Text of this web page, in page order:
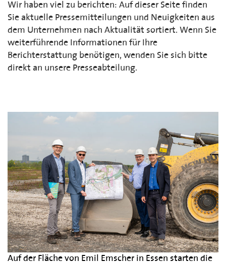
Wir haben viel zu berichten: Auf dieser Seite finden
Sie aktuelle Pressemitteilungen und Neuigkeiten aus
dem Unternehmen nach Aktualität sortiert. Wenn Sie
weiterführende Informationen für Ihre
Berichterstattung benötigen, wenden Sie sich bitte
direkt an unsere Presseabteilung.
Auf der Fläche von Emil Emscher in Essen starten die